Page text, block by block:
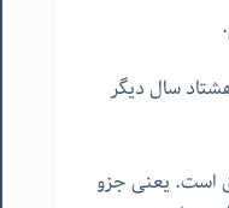
سال دیگر
است. یعنی جزو